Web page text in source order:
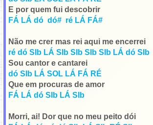
E por quem fui descobrir
FÁ LÁ dó dó# ré LÁ FÁ#
Não me crer mas rei aqui me encerrei
ré dó SIb LÁ SIb SIb SIb SIb LÁ dó SIb
Sou cantor e cantarei
dó SIb LÁ SOL LÁ FÁ RÉ
Que em procuras de amor
FÁ LÁ dó SIb LÁ SIb
Morri, ai! Dor que no meu peito dói